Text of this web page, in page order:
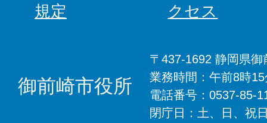
規定
クセス
御前崎市役所
〒437-1692 静岡県
業務時間：午前8時
電話番号：0537-85-
閉庁日：土、日、祝